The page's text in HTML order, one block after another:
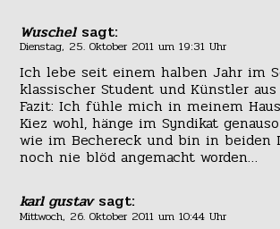
Wuschel sagt:
Dienstag, 25. Oktober 2011 um 19:31 Uhr
Ich lebe seit einem halben Jahr im
klassischer Student und Künstler aus
Fazit: Ich fühle mich in meinem
Kiez wohl, hänge im Syndikat
wie im Bechereck und bin in beiden
noch nie blöd angemacht worden…
karl gustav sagt:
Mittwoch, 26. Oktober 2011 um 10:44 Uhr